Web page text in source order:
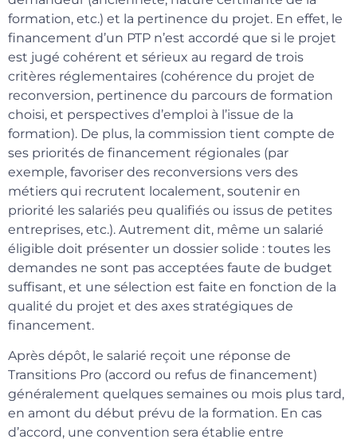
formation, etc.) et la pertinence du projet. En effet, le
financement d’un PTP n’est accordé que si le projet
est jugé cohérent et sérieux au regard de trois
critères réglementaires (cohérence du projet de
reconversion, pertinence du parcours de formation
choisi, et perspectives d’emploi à l’issue de la
formation). De plus, la commission tient compte de
ses priorités de financement régionales (par
exemple, favoriser des reconversions vers des
métiers qui recrutent localement, soutenir en
priorité les salariés peu qualifiés ou issus de petites
entreprises, etc.). Autrement dit, même un salarié
éligible doit présenter un dossier solide : toutes les
demandes ne sont pas acceptées faute de budget
suffisant, et une sélection est faite en fonction de la
qualité du projet et des axes stratégiques de
financement.
Après dépôt, le salarié reçoit une réponse de
Transitions Pro (accord ou refus de financement)
généralement quelques semaines ou mois plus tard,
en amont du début prévu de la formation. En cas
d’accord, une convention sera établie entre